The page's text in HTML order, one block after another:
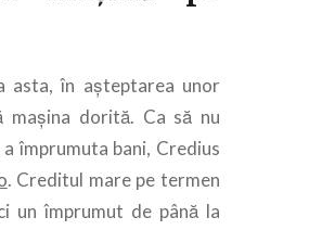
asta, în așteptarea unor
mașina dorită. Ca să nu
împrumuta bani, Credius
. Creditul mare pe termen
un împrumut de până la